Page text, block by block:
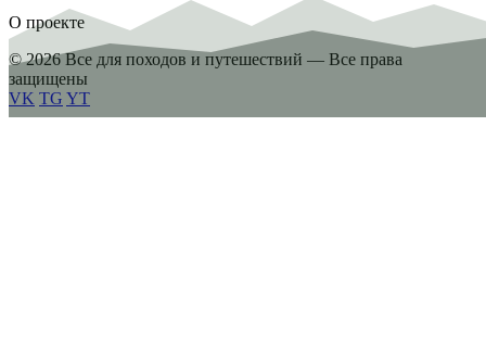
О проекте
© 2026 Все для походов и путешествий — Все права
защищены
VK TG YT